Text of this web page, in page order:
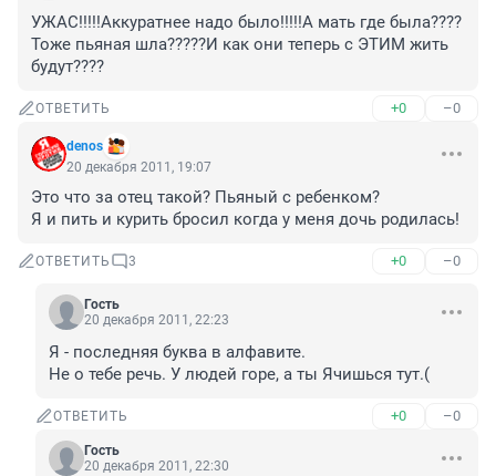
УЖАС!!!!!Аккуратнее надо было!!!!!А мать где была????
Тоже пьяная шла?????И как они теперь с ЭТИМ жить
будут????
ОТВЕТИТЬ +0 –0
denos
20 декабря 2011, 19:07
Это что за отец такой? Пьяный с ребенком?
Я и пить и курить бросил когда у меня дочь родилась!
ОТВЕТИТЬ 3 +0 –0
Гость
20 декабря 2011, 22:23
Я - последняя буква в алфавите.
Не о тебе речь. У людей горе, а ты Ячишься тут.(
ОТВЕТИТЬ +0 –0
Гость
20 декабря 2011, 22:30